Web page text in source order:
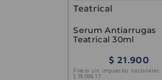
Teatrical
Serum Antiarrugas
Teatrical 30ml
$ 21.900
Precio sin impuestos nacionales:
$ 18 099, 17